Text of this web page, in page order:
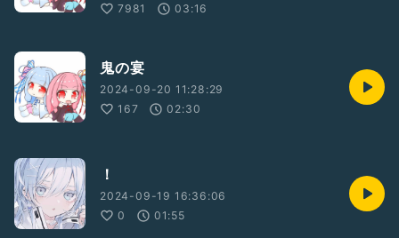
7981
03:16
鬼の宴
2024-09-20 11:28:29
167
02:30
！
2024-09-19 16:36:06
0
01:55